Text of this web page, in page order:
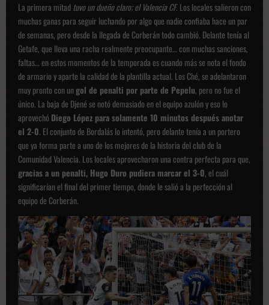
La primera mitadtuvo un dueño claro; el Valencia CF. Los locales salieron con
muchas ganas para seguir luchando por algo que nadie confiaba hace un par
de semanas, pero desde la llegada de Corberán todo cambió. Delante tenía al
Getafe, que lleva una racha realmente preocupante… con muchas sanciones,
faltas… en estos momentos de la temporada es cuando más se nota el fondo
de armario y aparte la calidad de la plantilla actual. Los Ché, se adelantaron
muy pronto con ungol de penalti por parte de Pepelu, pero no fue el
único. La baja de Djené se notó demasiado en el equipo azulón y eso lo
aprovechó Diego López para solamente 10 minutos después anotar
el 2-0. El conjunto de Bordalás lo intentó, pero delante tenía a un portero
que ya forma parte a uno de los mejores de la historia del club de la
Comunidad Valencia. Los locales aprovecharon una contra perfecta para que,
gracias a un penalti, Hugo Duro pudiera marcar el 3-0, el cuál
significarían el final del primer tiempo, donde le salió a la perfección al
equipo de Corberán.